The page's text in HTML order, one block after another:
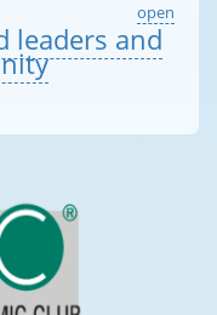
open
leaders and